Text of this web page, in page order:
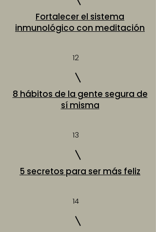
Fortalecer el sistema
inmunológico con meditación
12
8 hábitos de la gente segura de
sí misma
13
5 secretos para ser más feliz
14